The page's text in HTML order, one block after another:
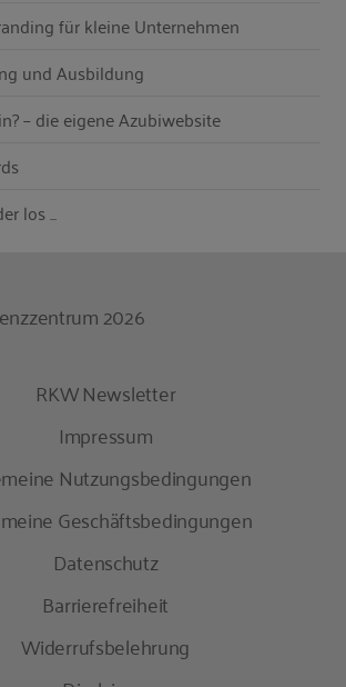
für kleine Unternehmen
und Ausbildung
– die eigene Azubiwebsite
los ...
2026
RKW Newsletter
Impressum
Nutzungsbedingungen
Geschäftsbedingungen
Datenschutz
Barrierefreiheit
Widerrufsbelehrung